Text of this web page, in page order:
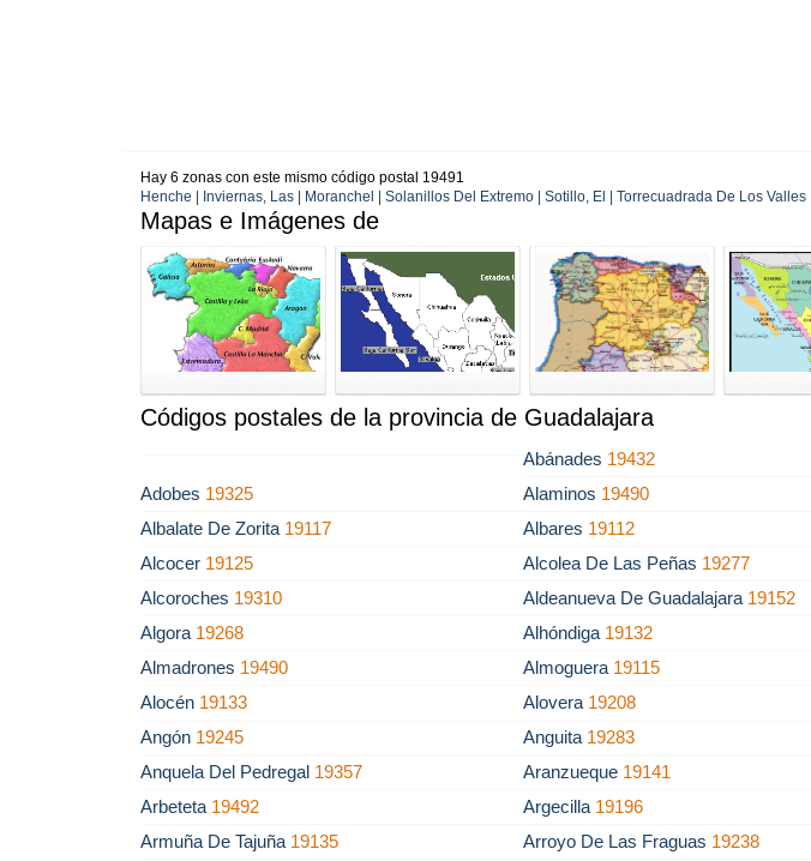
Hay 6 zonas con este mismo código postal 19491
Henche | Inviernas, Las | Moranchel | Solanillos Del Extremo | Sotillo, El | Torrecuadrada De Los Valles |
Mapas e Imágenes de
Códigos postales de la provincia de Guadalajara
Abánades 19432
Adobes 19325 Alaminos 19490
Albalate De Zorita 19117 Albares 19112
Alcocer 19125 Alcolea De Las Peñas 19277
Alcoroches 19310 Aldeanueva De Guadalajara 19152
Algora 19268 Alhóndiga 19132
Almadrones 19490 Almoguera 19115
Alocén 19133 Alovera 19208
Angón 19245 Anguita 19283
Anquela Del Pedregal 19357 Aranzueque 19141
Arbeteta 19492 Argecilla 19196
Armuña De Tajuña 19135 Arroyo De Las Fraguas 19238